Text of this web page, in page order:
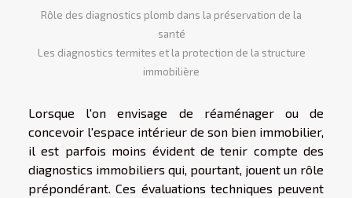
Rôle des diagnostics plomb dans la préservation de la
santé
Les diagnostics termites et la protection de la structure
immobilière
Lorsque l'on envisage de réaménager ou de
concevoir l'espace intérieur de son bien immobilier,
il est parfois moins évident de tenir compte des
diagnostics immobiliers qui, pourtant, jouent un rôle
prépondérant. Ces évaluations techniques peuvent